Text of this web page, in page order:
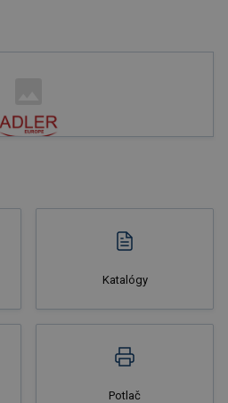
Katalógy
Potlač